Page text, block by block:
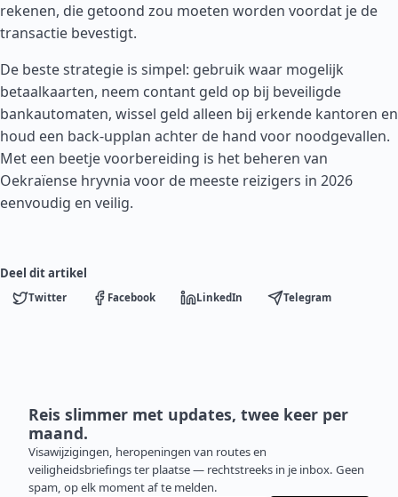
rekenen, die getoond zou moeten worden voordat je de
transactie bevestigt.
De beste strategie is simpel: gebruik waar mogelijk
betaalkaarten, neem contant geld op bij beveiligde
bankautomaten, wissel geld alleen bij erkende kantoren en
houd een back-upplan achter de hand voor noodgevallen.
Met een beetje voorbereiding is het beheren van
Oekraïense hryvnia voor de meeste reizigers in 2026
eenvoudig en veilig.
Deel dit artikel
Twitter Facebook LinkedIn Telegram
Reis slimmer met updates, twee keer per
maand.
Visawijzigingen, heropeningen van routes en
veiligheidsbriefings ter plaatse — rechtstreeks in je inbox. Geen
spam, op elk moment af te melden.